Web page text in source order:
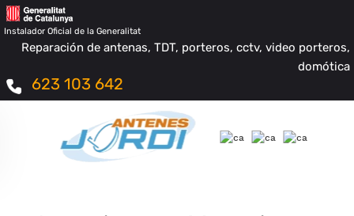
Instalador Oficial de la Generalitat
Reparación de antenas, TDT, porteros, cctv, video porteros,
domótica
623 103 642